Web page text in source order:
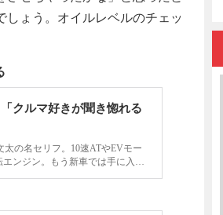
しょう。オイルレベルのチェッ
クルマ好きが聞き惚れる
太の名セリフ。10速ATやEVモー
ンジン。もう新車では手に入ら